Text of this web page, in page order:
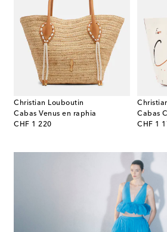
Christian Louboutin
Cabas Venus en raphia
CHF 1 220
original price
Cabas
CHF 1
original